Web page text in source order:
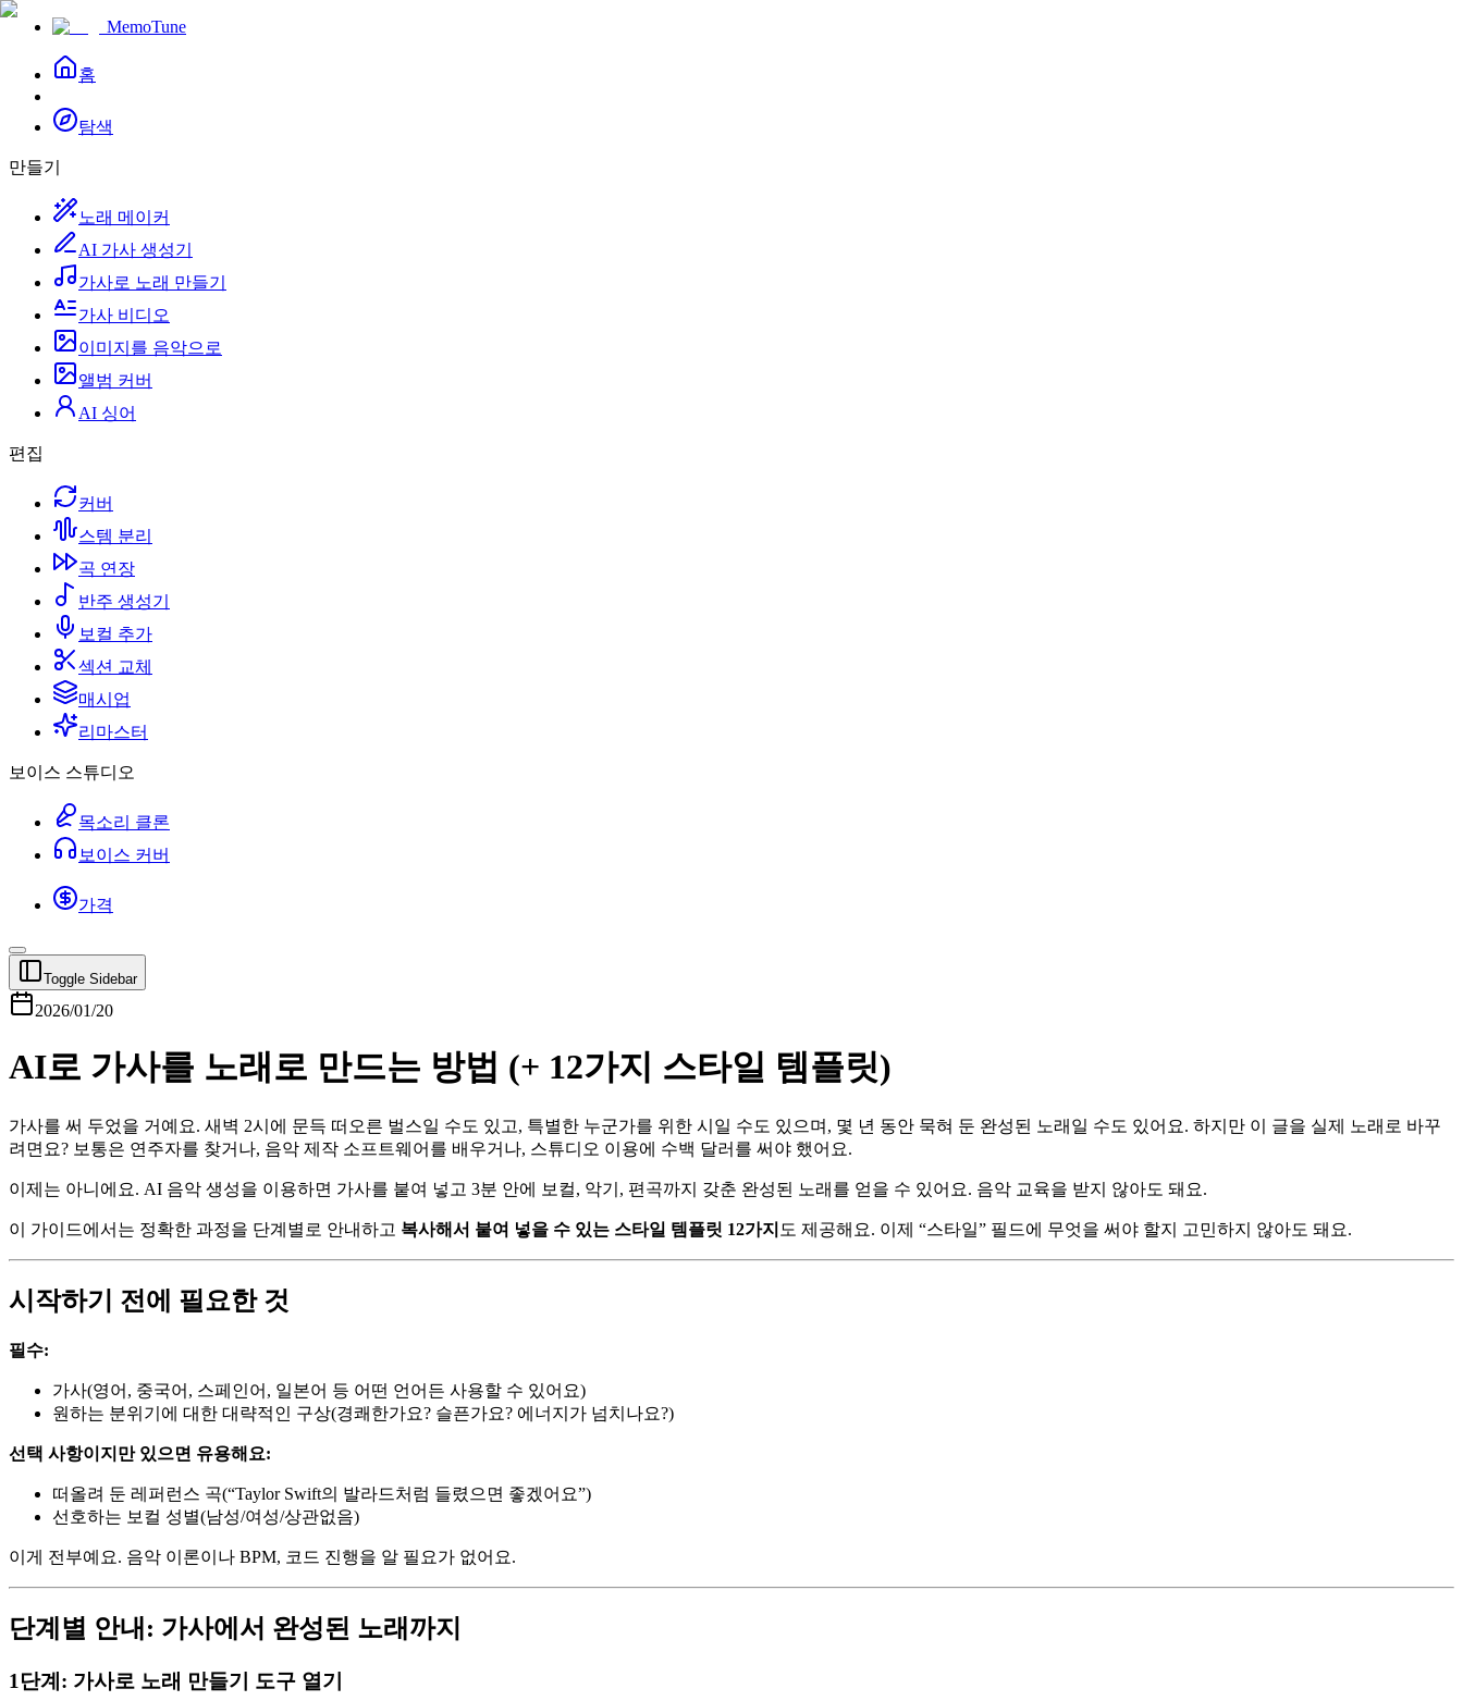
MemoTune
홈
탐색
만들기
노래 메이커
AI 가사 생성기
가사로 노래 만들기
가사 비디오
이미지를 음악으로
앨범 커버
AI 싱어
편집
커버
스템 분리
곡 연장
반주 생성기
보컬 추가
섹션 교체
매시업
리마스터
보이스 스튜디오
목소리 클론
보이스 커버
가격
Toggle Sidebar
2026/01/20
AI로 가사를 노래로 만드는 방법 (+ 12가지 스타일 템플릿)
가사를 써 두었을 거예요. 새벽 2시에 문득 떠오른 벌스일 수도 있고, 특별한 누군가를 위한 시일 수도 있으며, 몇 년 동안 묵혀 둔 완성된 노래일 수도 있어요. 하지만 이 글을 실제 노래로 바꾸
려면요? 보통은 연주자를 찾거나, 음악 제작 소프트웨어를 배우거나, 스튜디오 이용에 수백 달러를 써야 했어요.
이제는 아니에요. AI 음악 생성을 이용하면 가사를 붙여 넣고 3분 안에 보컬, 악기, 편곡까지 갖춘 완성된 노래를 얻을 수 있어요. 음악 교육을 받지 않아도 돼요.
이 가이드에서는 정확한 과정을 단계별로 안내하고 복사해서 붙여 넣을 수 있는 스타일 템플릿 12가지 도 제공해요. 이제 “스타일” 필드에 무엇을 써야 할지 고민하지 않아도 돼요.
시작하기 전에 필요한 것
필수:
가사(영어, 중국어, 스페인어, 일본어 등 어떤 언어든 사용할 수 있어요)
원하는 분위기에 대한 대략적인 구상(경쾌한가요? 슬픈가요? 에너지가 넘치나요?)
선택 사항이지만 있으면 유용해요:
떠올려 둔 레퍼런스 곡(“Taylor Swift의 발라드처럼 들렸으면 좋겠어요”)
선호하는 보컬 성별(남성/여성/상관없음)
이게 전부예요. 음악 이론이나 BPM, 코드 진행을 알 필요가 없어요.
단계별 안내: 가사에서 완성된 노래까지
1단계: 가사로 노래 만들기 도구 열기